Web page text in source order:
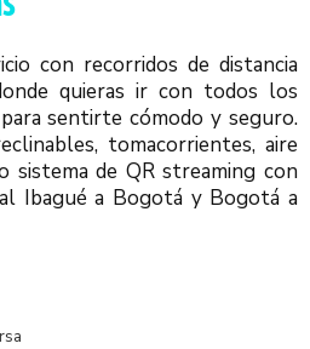
con recorridos de distancia
quieras ir con todos los
sentirte cómodo y seguro.
tomacorrientes, aire
sistema de QR streaming con
Ibagué a Bogotá y Bogotá a